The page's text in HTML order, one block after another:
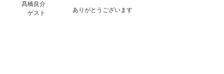
髙橋良介
ゲスト
ありがとうございます